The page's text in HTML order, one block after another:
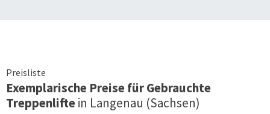
Preisliste
Exemplarische Preise für Gebrauchte
Treppenliftein Langenau (Sachsen)